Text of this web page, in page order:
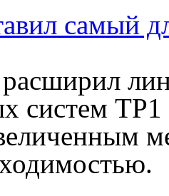
самый
систем